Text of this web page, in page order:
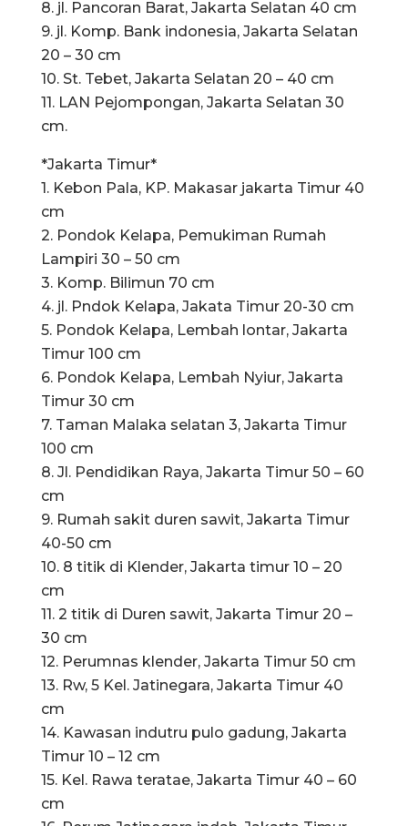
8. jl. Pancoran Barat, Jakarta Selatan 40 cm
9. jl. Komp. Bank indonesia, Jakarta Selatan
20 – 30 cm
10. St. Tebet, Jakarta Selatan 20 – 40 cm
11. LAN Pejompongan, Jakarta Selatan 30
cm.
*Jakarta Timur*
1. Kebon Pala, KP. Makasar jakarta Timur 40
cm
2. Pondok Kelapa, Pemukiman Rumah
Lampiri 30 – 50 cm
3. Komp. Bilimun 70 cm
4. jl. Pndok Kelapa, Jakata Timur 20-30 cm
5. Pondok Kelapa, Lembah lontar, Jakarta
Timur 100 cm
6. Pondok Kelapa, Lembah Nyiur, Jakarta
Timur 30 cm
7. Taman Malaka selatan 3, Jakarta Timur
100 cm
8. Jl. Pendidikan Raya, Jakarta Timur 50 – 60
cm
9. Rumah sakit duren sawit, Jakarta Timur
40-50 cm
10. 8 titik di Klender, Jakarta timur 10 – 20
cm
11. 2 titik di Duren sawit, Jakarta Timur 20 –
30 cm
12. Perumnas klender, Jakarta Timur 50 cm
13. Rw, 5 Kel. Jatinegara, Jakarta Timur 40
cm
14. Kawasan indutru pulo gadung, Jakarta
Timur 10 – 12 cm
15. Kel. Rawa teratae, Jakarta Timur 40 – 60
cm